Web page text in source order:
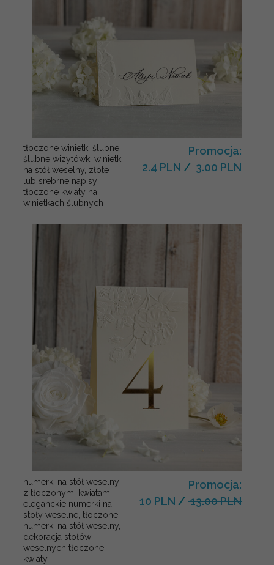
tłoczone winietki ślubne,
ślubne wizytówki winietki
na stół weselny, złote
lub srebrne napisy
tłoczone kwiaty na
winietkach ślubnych
Promocja:
2.4 PLN / 3.00 PLN
numerki na stół weselny
z tłoczonymi kwiatami,
eleganckie numerki na
stoły weselne, tłoczone
numerki na stół weselny,
dekoracja stołów
weselnych tłoczone
kwiaty
Promocja:
10 PLN / 13.00 PLN